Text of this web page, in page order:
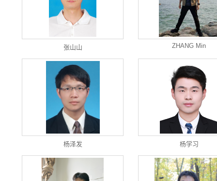
张山山 ZHANG Min
杨泽发 杨学习